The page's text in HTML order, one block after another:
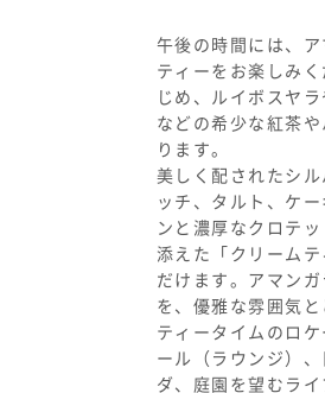
午後の時間には、
ティーをお楽しみ
じめ、ルイボスヤ
などの希少な紅茶
ります。
美しく配されたシ
ッチ、タルト、ケ
ンと濃厚なクロテ
添えた「クリーム
だけます。アマン
を、優雅な雰囲気と
ティータイムのロ
ール（ラウンジ）
ダ、庭園を望むラ